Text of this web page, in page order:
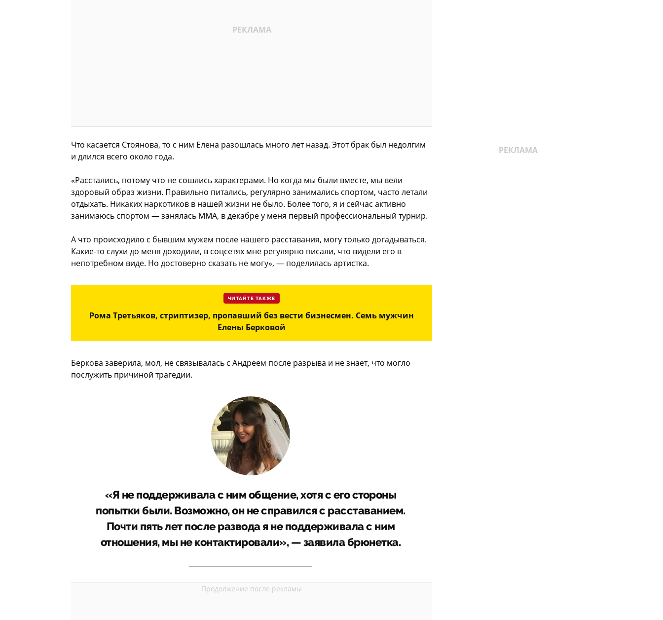
Что касается Стоянова, то с ним Елена разошлась много лет назад. Этот брак был недолгим
и длился всего около года.
«Расстались, потому что не сошлись характерами. Но когда мы были вместе, мы вели
здоровый образ жизни. Правильно питались, регулярно занимались спортом, часто летали
отдыхать. Никаких наркотиков в нашей жизни не было. Более того, я и сейчас активно
занимаюсь спортом — занялась ММА, в декабре у меня первый профессиональный турнир.
А что происходило с бывшим мужем после нашего расставания, могу только догадываться.
Какие-то слухи до меня доходили, в соцсетях мне регулярно писали, что видели его в
непотребном виде. Но достоверно сказать не могу», — поделилась артистка.
ЧИТАЙТЕ ТАКЖЕ
Рома Третьяков, стриптизер, пропавший без вести бизнесмен. Семь мужчин
Елены Берковой
Беркова заверила, мол, не связывалась с Андреем после разрыва и не знает, что могло
послужить причиной трагедии.
«Я не поддерживала с ним общение, хотя с его стороны
попытки были. Возможно, он не справился с расставанием.
Почти пять лет после развода я не поддерживала с ним
отношения, мы не контактировали», — заявила брюнетка.